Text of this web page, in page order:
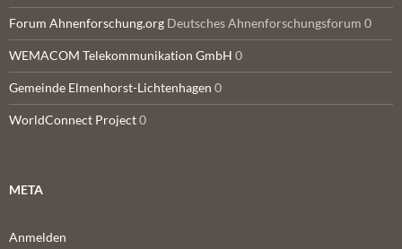
Forum Ahnenforschung.org Deutsches Ahnenforschungsforum 0
WEMACOM Telekommunikation GmbH 0
Gemeinde Elmenhorst-Lichtenhagen 0
WorldConnect Project0
META
Anmelden